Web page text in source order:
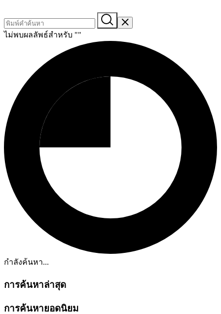
ไม่พบผลลัพธ์สำหรับ ""
กำลังค้นหา...
การค้นหาล่าสุด
การค้นหายอดนิยม